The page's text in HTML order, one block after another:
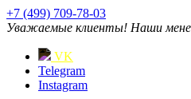
+7 (499) 709-78-03
Уважаемые клиенты! Наши
VK
Telegram
Instagram